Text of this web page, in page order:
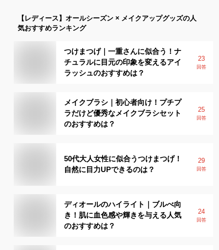
【レディース】 オールシーズン × メイクアップグッズの人
気おすすめランキング
つけまつげ｜一重さんに似合う！ナ
チュラルに目元の印象を変えるアイ
ラッシュのおすすめは？
23
回答
メイクブラシ｜初心者向け！プチプ
ラだけど優秀なメイクブラシセット
のおすすめは？
25
回答
50代大人女性に似合うつけまつげ！
自然に目力UPできるのは？
29
回答
ディオールのハイライト｜ブルべ向
き！肌に血色感や輝きを与える人気
のおすすめは？
24
回答